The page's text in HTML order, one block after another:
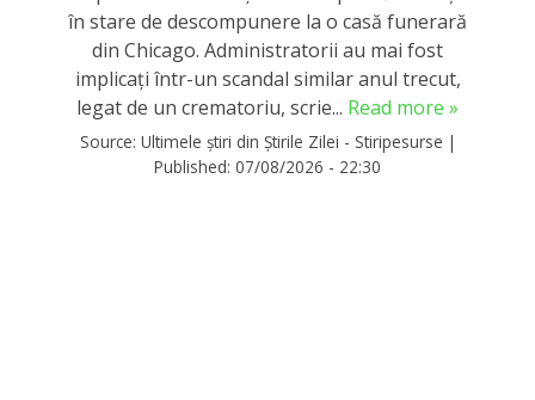
în stare de descompunere la o casă funerară
din Chicago. Administratorii au mai fost
implicați într-un scandal similar anul trecut,
legat de un crematoriu, scrie... Read more »
Source: Ultimele știri din Știrile Zilei - Stiripesurse |
Published: 07/08/2026 - 22:30